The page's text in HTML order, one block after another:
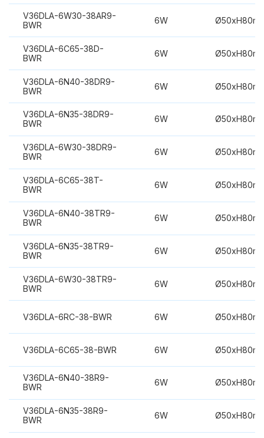
V36DLA-6W30-38AR9-
BWR
6W
V36DLA-6C65-38D-
BWR
6W
V36DLA-6N40-38DR9-
BWR
6W
V36DLA-6N35-38DR9-
BWR
6W
V36DLA-6W30-38DR9-
BWR
6W
V36DLA-6C65-38T-
BWR
6W
V36DLA-6N40-38TR9-
BWR
6W
V36DLA-6N35-38TR9-
BWR
6W
V36DLA-6W30-38TR9-
BWR
6W
V36DLA-6RC-38-BWR 6W
V36DLA-6C65-38-BWR 6W
V36DLA-6N40-38R9-
BWR
6W
V36DLA-6N35-38R9-
BWR
6W